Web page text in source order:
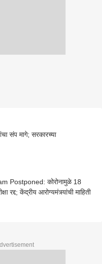
संप मागे; सरकारच्या
Postponed: कोरोनामुळे 18
रद्द; केंद्रीय आरोग्यमंत्र्यांची माहिती